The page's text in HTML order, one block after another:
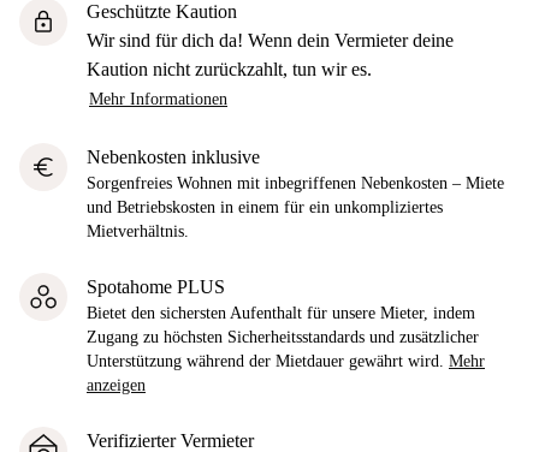
lock
Geschützte Kaution
Wir sind für dich da! Wenn dein Vermieter deine
Kaution nicht zurückzahlt, tun wir es.
Mehr Informationen
euro Nebenkosten inklusive
Sorgenfreies Wohnen mit inbegriffenen Nebenkosten – Miete
und Betriebskosten in einem für ein unkompliziertes
Mietverhältnis.
Spotahome PLUS
Bietet den sichersten Aufenthalt für unsere Mieter, indem
Zugang zu höchsten Sicherheitsstandards und zusätzlicher
Unterstützung während der Mietdauer gewährt wird. Mehr
anzeigen
Verifizierter Vermieter